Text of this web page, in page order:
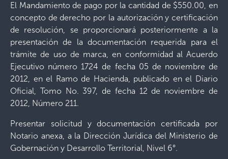
El Mandamiento de pago por la cantidad de $550.00, en
concepto de derecho por la autorización y certificación
de resolución, se proporcionará posteriormente a la
presentación de la documentación requerida para el
trámite de uso de marca, en conformidad al Acuerdo
Ejecutivo número 1724 de fecha 05 de noviembre de
2012, en el Ramo de Hacienda, publicado en el Diario
Oficial, Tomo No. 397, de fecha 12 de noviembre de
2012, Número 211.
Presentar solicitud y documentación certificada por
Notario anexa, a la Dirección Jurídica del Ministerio de
Gobernación y Desarrollo Territorial, Nivel 6°.